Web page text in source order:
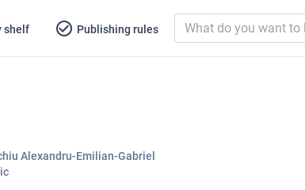
shelf Publishing rules
Alexandru-Emilian-Gabriel